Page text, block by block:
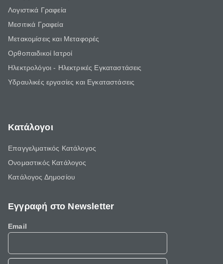
Λογιστικά Γραφεία
Μεσιτικά Γραφεία
Μετακομίσεις και Μεταφορές
Ορθοπαιδικοί Ιατροί
Ηλεκτρολόγοι - Ηλεκτρικές Εγκαταστάσεις
Υδραυλικές εργασίες και Εγκαταστάσεις
Κατάλογοι
Επαγγελματικός Κατάλογος
Ονομαστικός Κατάλογος
Κατάλογος Δημοσίου
Εγγραφή στο Newsletter
Email